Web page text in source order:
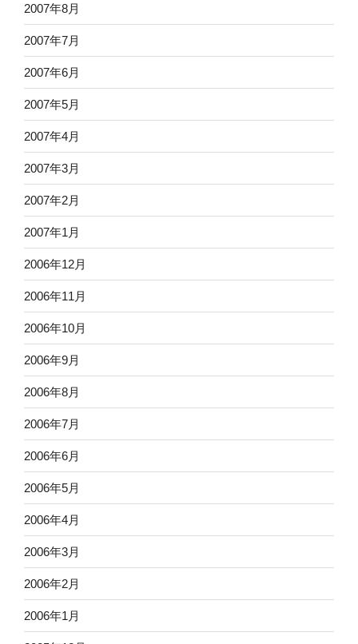
2007年8月
2007年7月
2007年6月
2007年5月
2007年4月
2007年3月
2007年2月
2007年1月
2006年12月
2006年11月
2006年10月
2006年9月
2006年8月
2006年7月
2006年6月
2006年5月
2006年4月
2006年3月
2006年2月
2006年1月